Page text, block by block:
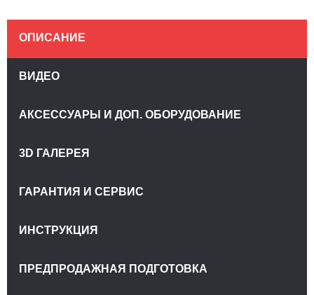
ОПИСАНИЕ
ВИДЕО
АКСЕССУАРЫ И ДОП. ОБОРУДОВАНИЕ
3D ГАЛЕРЕЯ
ГАРАНТИЯ И СЕРВИС
ИНСТРУКЦИЯ
ПРЕДПРОДАЖНАЯ ПОДГОТОВКА